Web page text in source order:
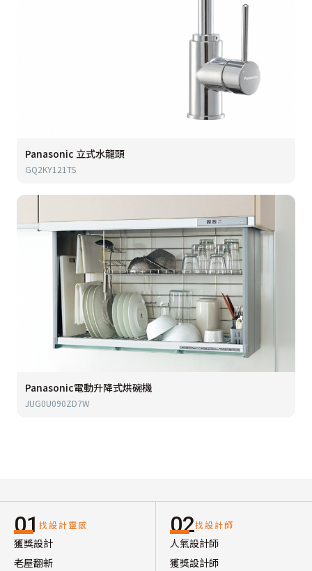
Panasonic 立式水龍頭
GQ2KY121TS
Panasonic電動升降式烘碗機
JUG0U090ZD7W
01 找設計靈感
獲獎設計
老屋翻新
02找設計師
人氣設計師
獲獎設計師